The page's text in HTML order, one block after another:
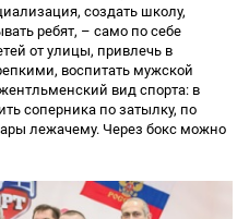
создать школу,
ребят, – само по себе
от улицы, привлечь в
воспитать мужской
вид спорта: в
соперника по затылку, по
лежачему. Через бокс можно